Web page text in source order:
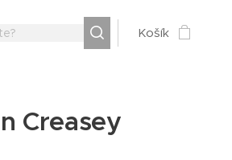
Košík
Creasey